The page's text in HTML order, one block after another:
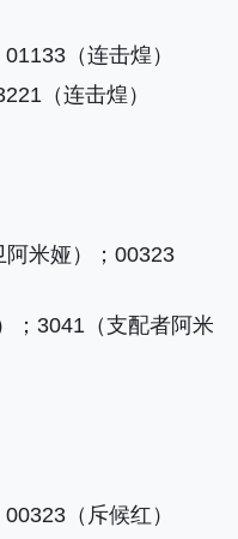
（连击煌）
（连击煌）
米娅）；00323
；3041（支配者阿米
（斥候红）